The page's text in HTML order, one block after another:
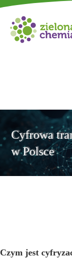
Cyfrowa
w Polsce
Czym jest